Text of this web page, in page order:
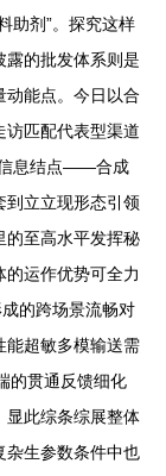
助剂”。探究这样
露的批发体系则是
动能点。今日以合
访匹配代表型渠道
信息结点——合成
到立立现形态引领
的至高水平发挥秘
运作优势可全力
的跨场景流畅对
能超敏多模输送需
的贯通反馈细化
显此综条综展整体
生参数条件中也